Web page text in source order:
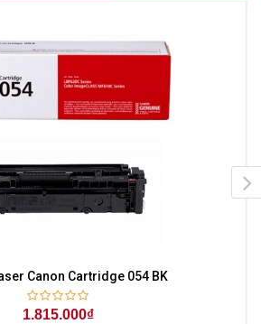
Canon Cartridge 054 BK
1.815.000₫